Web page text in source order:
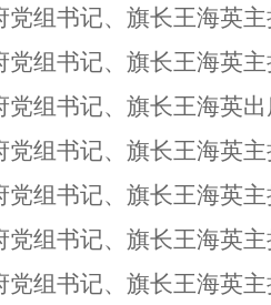
组书记、旗长王海英
组书记、旗长王海英
党组书记、旗长王海英
组书记、旗长王海英
组书记、旗长王海英
组书记、旗长王海英
组书记、旗长王海英